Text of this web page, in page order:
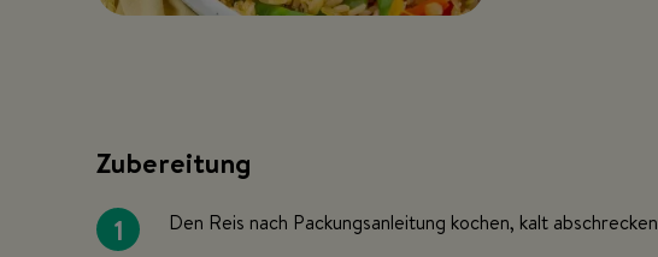
Zubereitung
1
Den Reis nach Packungsanleitung kochen, kalt